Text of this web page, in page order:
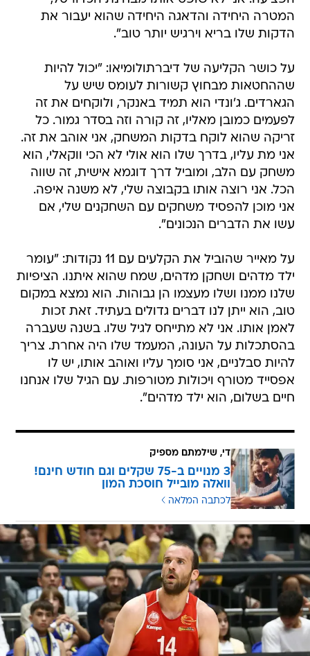
המטרה היחידה והדאגה היחידה שהוא יעבור את
הדקות שלו בריא וירגיש יותר טוב".
על כושר הקליעה של דיברתולומיאו: "יכול להיות
שההחטאות מבחוץ קשורות לעומס שיש על
הגארדים. ג'ונדי הוא תמיד באנקר, ולוקחים את זה
לפעמים כמובן מאליו, זה קורה וזה בסדר גמור. כל
זריקה שהוא לוקח בדקות המשחק, אני אוהב את זה.
אני מת עליו, בדרך שלו הוא אולי לא הכי ווקאלי, הוא
משחק עם הלב, ומוביל דרך דוגמא אישית, זה שווה
הכל. אני רוצה אותו בקבוצה שלי, לא משנה איפה.
אני מוכן להפסיד משחקים עם השחקנים שלי, אם
עשו את הדברים הנכונים".
על מאייר שהוביל את הקלעים עם 11 נקודות: "עומר
ילד מדהים ושחקן מדהים, שמח שהוא איתנו. הציפיות
שלנו ממנו ושלו מעצמו הן גבוהות. הוא נמצא במקום
טוב, הוא ייתן לנו דברים גדולים בעתיד. זאת זכות
לאמן אותו. אני לא מתייחס לגיל שלו. בשנה שעברה
בהסתכלות על העונה, המעמד שלו היה אחרת. צריך
להיות סבלניים, אני סומך עליו ואוהב אותו, יש לו
אפסייד מטורף ויכולות מטורפות. עם הגיל שלו אנחנו
חיים בשלום, הוא ילד מדהים".
די, שילמתם מספיק
3 מנויים ב-75 שקלים וגם חודש חינם!
וואלה מובייל חוסכת המון
לכתבה המלאה